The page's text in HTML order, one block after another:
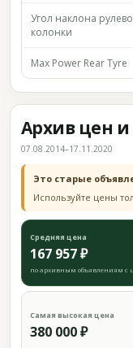
Угол наклона
колонки
Max Power Rear Tyre
Архив цен
07.08.2014–17.11.2020
Это старые
Используйте цены
Средняя цена
167 957 ₽
по архивным объявлениям с
Самая высокая цена
380 000 ₽